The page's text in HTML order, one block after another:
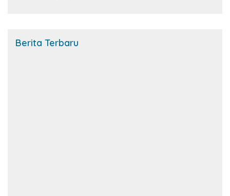
Berita Terbaru